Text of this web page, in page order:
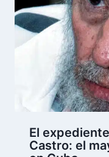
El
Castro: el